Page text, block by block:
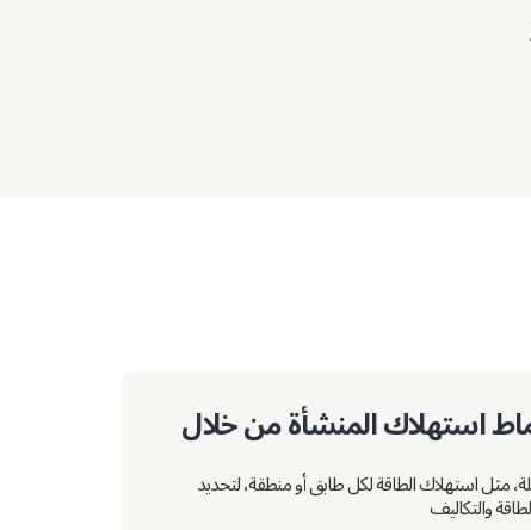
استهلاك المنشأة من خلال
استهلاك الطاقة لكل طابق أو منطقة، لتحديد
والتكاليف